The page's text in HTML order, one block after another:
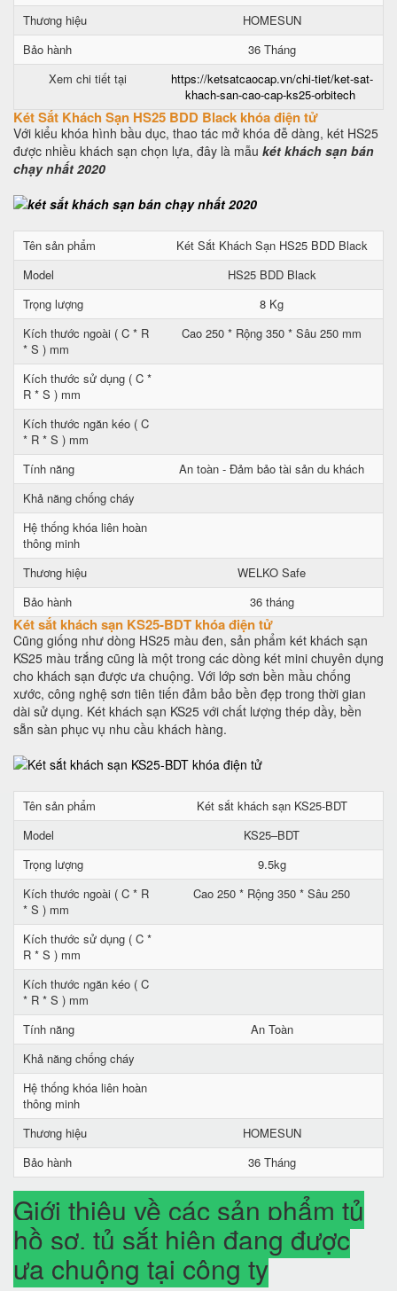
Thương hiệu
HOMESUN
Bảo hành
36 Tháng
Xem chi tiết tại
https://ketsatcaocap.vn/chi-tiet/ket-sat-
khach-san-cao-cap-ks25-orbitech
Két Sắt Khách Sạn HS25 BDD Black khóa điện tử
Với kiểu khóa hình bầu dục, thao tác mở khóa đễ dàng, két HS25
được nhiều khách sạn chọn lựa, đây là mẫu két khách sạn bán
chạy nhất 2020
Tên sản phẩm
Két Sắt Khách Sạn HS25 BDD Black
Model
HS25 BDD Black
Trọng lượng
8 Kg
Kích thước ngoài ( C * R
* S ) mm
Cao 250 * Rộng 350 * Sâu 250 mm
Kích thước sử dụng ( C *
R * S ) mm
Kích thước ngăn kéo ( C
* R * S ) mm
Tính năng
An toàn - Đảm bảo tài sản du khách
Khả năng chống cháy
Hệ thống khóa liên hoàn
thông minh
Thương hiệu
WELKO Safe
Bảo hành
36 tháng
Két sắt khách sạn KS25-BDT khóa điện tử
Cũng giống như dòng HS25 màu đen, sản phẩm két khách sạn
KS25 màu trắng cũng là một trong các dòng két mini chuyên dụng
cho khách sạn được ưa chuộng. Với lớp sơn bền mầu chống
xước, công nghệ sơn tiên tiến đảm bảo bền đẹp trong thời gian
dài sử dụng. Két khách sạn KS25 với chất lượng thép dầy, bền
sẵn sàn phục vụ nhu cầu khách hàng.
Tên sản phẩm
Két sắt khách sạn KS25-BDT
Model
KS25–BDT
Trọng lượng
9.5kg
Kích thước ngoài ( C * R
* S ) mm
Cao 250 * Rộng 350 * Sâu 250
Kích thước sử dụng ( C *
R * S ) mm
Kích thước ngăn kéo ( C
* R * S ) mm
Tính năng
An Toàn
Khả năng chống cháy
Hệ thống khóa liên hoàn
thông minh
Thương hiệu
HOMESUN
Bảo hành
36 Tháng
Giới thiệu về các sản phẩm tủ
hồ sơ, tủ sắt hiện đang được
ưa chuộng tại công ty